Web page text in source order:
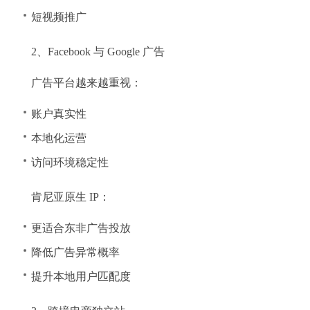
短视频推广
2、Facebook 与 Google 广告
广告平台越来越重视：
账户真实性
本地化运营
访问环境稳定性
肯尼亚原生 IP：
更适合东非广告投放
降低广告异常概率
提升本地用户匹配度